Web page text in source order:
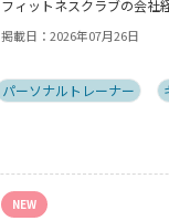
フィットネスクラブの会社
頃、会社の倒産という大き
でも尚、同じ業界内で独立
祐さんにインタビュー。
絆を築き上げた秘訣とは？
掲載日： 2026年07月26日
パーソナルトレーナー
NEW